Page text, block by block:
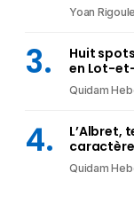
Yoan
Huit
en Lot-
Quidam
L’Albret,
caractère
Quidam